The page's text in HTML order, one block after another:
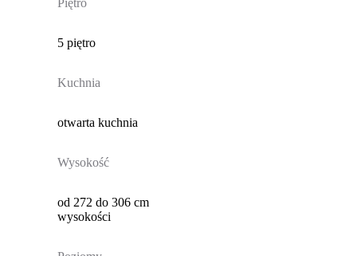
Piętro
5 piętro
Kuchnia
otwarta kuchnia
Wysokość
od 272 do 306 cm
wysokości